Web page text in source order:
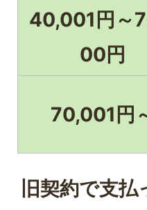
40,001円～
00円
70,001円
旧契約で支